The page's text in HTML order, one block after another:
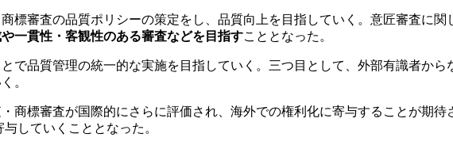
標審査の品質ポリシーの策定をし、品質向上を目指していく。意匠審査に
一貫性・客観性のある審査などを目指すこととなった。
で品質管理の統一的な実施を目指していく。三つ目として、外部有識者から
。
商標審査が国際的にさらに評価され、海外での権利化に寄与することが期
していくこととなった。